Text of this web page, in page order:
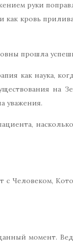
руки
как кровь
прошла
как наука,
на
уважения.
с Человеком,
момент.